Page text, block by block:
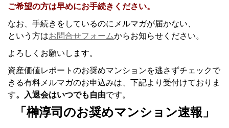
ご希望の方は早めにお手続きください。
なお、手続きをしているのにメルマガが届かない、
という方はお問合せフォームからお知らせください。
よろしくお願いします。
資産価値レポートのお奨めマンションを逃さずチェックで
きる有料メルマガのお申込みは、下記より受付けておりま
す。入退会はいつでも自由です。
「榊淳司のお奨めマンション速報」